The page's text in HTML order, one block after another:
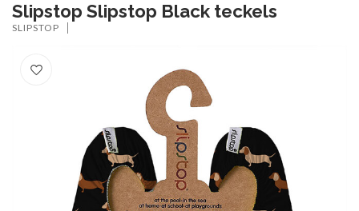
Slipstop Slipstop Black teckels
SLIPSTOP